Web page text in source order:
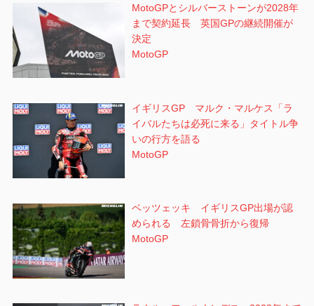
MotoGPとシルバーストーンが2028年
まで契約延長 英国GPの継続開催が
決定
MotoGP
イギリスGP マルク・マルケス「ラ
イバルたちは必死に来る」タイトル争
いの行方を語る
MotoGP
ベッツェッキ イギリスGP出場が認
められる 左鎖骨骨折から復帰
MotoGP